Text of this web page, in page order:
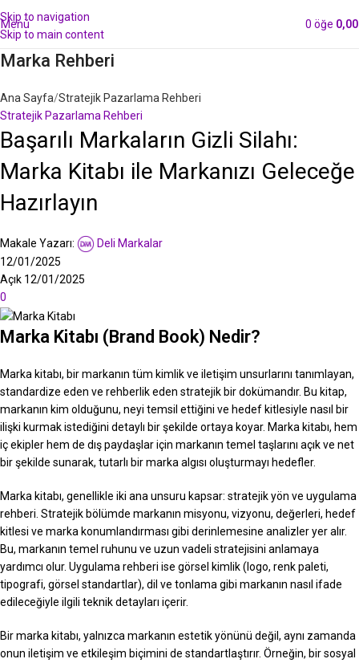
Skip to navigation
Skip to main content
Menü 0 öğe
Marka Rehberi
Ana Sayfa Stratejik Pazarlama Rehberi
Stratejik Pazarlama Rehberi
Başarılı Markaların Gizli Silahı:
Marka Kitabı ile Markanızı Geleceğe
Hazırlayın
Makale Yazarı:
Deli Markalar
12/01/2025
Açık 12/01/2025
0
Marka Kitabı (Brand Book) Nedir?
Marka kitabı, bir markanın tüm kimlik ve iletişim unsurlarını tanımlayan,
standardize eden ve rehberlik eden stratejik bir dokümandır. Bu kitap,
markanın kim olduğunu, neyi temsil ettiğini ve hedef kitlesiyle nasıl bir
ilişki kurmak istediğini detaylı bir şekilde ortaya koyar. Marka kitabı, hem
iç ekipler hem de dış paydaşlar için markanın temel taşlarını açık ve net
bir şekilde sunarak, tutarlı bir marka algısı oluşturmayı hedefler.
Marka kitabı, genellikle iki ana unsuru kapsar: stratejik yön ve uygulama
rehberi. Stratejik bölümde markanın misyonu, vizyonu, değerleri, hedef
kitlesi ve marka konumlandırması gibi derinlemesine analizler yer alır.
Bu, markanın temel ruhunu ve uzun vadeli stratejisini anlamaya
yardımcı olur. Uygulama rehberi ise görsel kimlik (logo, renk paleti,
tipografi, görsel standartlar), dil ve tonlama gibi markanın nasıl ifade
edileceğiyle ilgili teknik detayları içerir.
Bir marka kitabı, yalnızca markanın estetik yönünü değil, aynı zamanda
onun iletişim ve etkileşim biçimini de standartlaştırır. Örneğin, bir sosyal